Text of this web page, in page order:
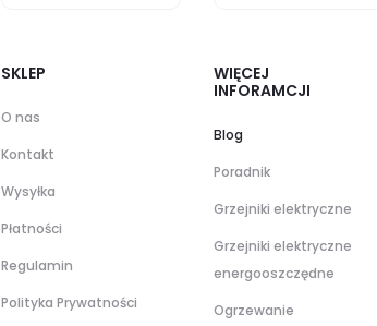
SKLEP
O nas
Kontakt
Wysyłka
Płatności
Regulamin
Polityka Prywatności
WIĘCEJ
INFORAMCJI
Blog
Poradnik
Grzejniki elektryczne
Grzejniki elektryczne
energooszczędne
Ogrzewanie